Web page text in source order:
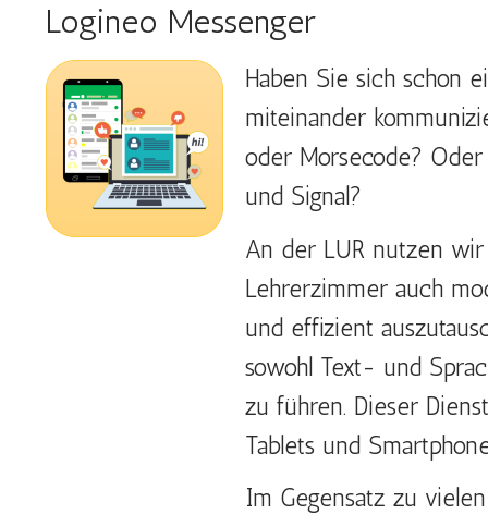
Logineo Messenger
Haben Sie sich schon
miteinander
oder Morsecode?
und Signal?
An der LUR nutzen
Lehrerzimmer auch
und effizient
sowohl Text- und
zu führen. Dieser
Tablets und
Im Gegensatz zu